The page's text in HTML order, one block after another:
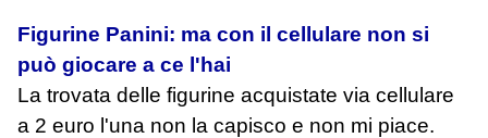
Figurine Panini: ma con il cellulare non si
può giocare a ce l'hai
La trovata delle figurine acquistate via cellulare
a 2 euro l'una non la capisco e non mi piace.